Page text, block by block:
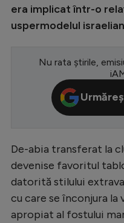
CM 2026
Premier
Serie A
Bundesliga
Starurile
EURO
Stranieri
era implicat într-o
uspermodelul
Nu rata știrile,
De-abia transferat la
devenise favoritul
datorită stilului
cu care se înconjura
apropiat al fostului